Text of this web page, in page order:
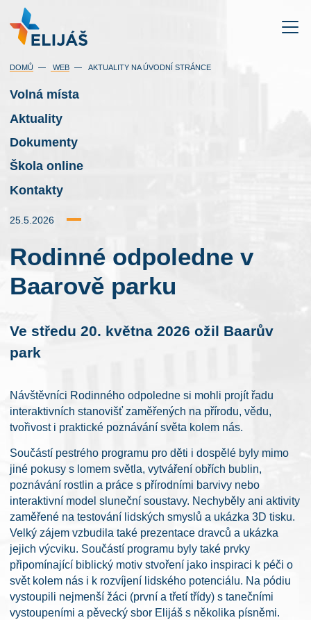
DOMŮ WEB AKTUALITY NA ÚVODNÍ STRÁNCE
Volná místa
Aktuality
Dokumenty
Škola online
Kontakty
25.5.2026
Rodinné odpoledne v
Baarově parku
Ve středu 20. května 2026 ožil Baarův
park
Návštěvníci Rodinného odpoledne si mohli projít řadu
interaktivních stanovišť zaměřených na přírodu, vědu,
tvořivost i praktické poznávání světa kolem nás.
Součástí pestrého programu pro děti i dospělé byly mimo
jiné pokusy s lomem světla, vytváření obřích bublin,
poznávání rostlin a práce s přírodními barvivy nebo
interaktivní model sluneční soustavy. Nechyběly ani aktivity
zaměřené na testování lidských smyslů a ukázka 3D tisku.
Velký zájem vzbudila také prezentace dravců a ukázka
jejich výcviku. Součástí programu byly také prvky
připomínající biblický motiv stvoření jako inspiraci k péči o
svět kolem nás i k rozvíjení lidského potenciálu. Na pódiu
vystoupili nejmenší žáci (první a třetí třídy) s tanečními
vystoupeními a pěvecký sbor Elijáš s několika písněmi.